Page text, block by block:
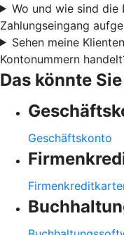
Wo und wie sind die
Zahlungseingang
Sehen meine
Kontonummern
Das könnte
Geschäftskonto